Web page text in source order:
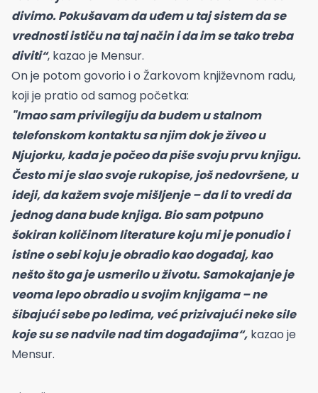
divimo. Pokušavam da uđem u taj sistem da se
vrednosti ističu na taj način i da im se tako treba
diviti“, kazao je Mensur.
On je potom govorio i o Žarkovom književnom radu,
koji je pratio od samog početka:
"Imao sam privilegiju da budem u stalnom
telefonskom kontaktu sa njim dok je živeo u
Njujorku, kada je počeo da piše svoju prvu knjigu.
Često mi je slao svoje rukopise, još nedovršene, u
ideji, da kažem svoje mišljenje – da li to vredi da
jednog dana bude knjiga. Bio sam potpuno
šokiran količinom literature koju mi je ponudio i
istine o sebi koju je obradio kao događaj, kao
nešto što ga je usmerilo u životu. Samokajanje je
veoma lepo obradio u svojim knjigama – ne
šibajući sebe po leđima, već prizivajući neke sile
koje su se nadvile nad tim događajima“, kazao je
Mensur.